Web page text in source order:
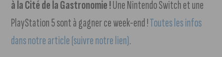
à la Cité de la Gastronomie !Une Nintendo Switch et une
PlayStation 5 sont à gagner ce week-end !Toutes les infos
dans notre article (suivre notre lien).